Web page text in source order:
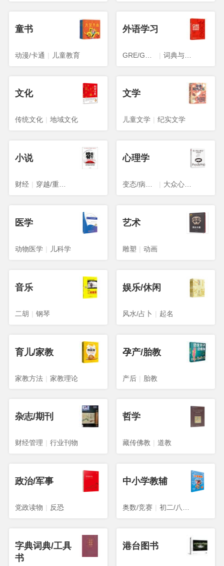
童书
动漫/卡通 | 儿童教育
外语学习
| 词典与工具书
文化
传统文化 | 地域文化
文学
儿童文学 | 纪实文学
小说
财经 |
心理学
| 大众心理学
医学
动物医学 | 儿科学
艺术
雕塑 | 动画
音乐
二胡 | 钢琴
娱乐/休闲
风水/占卜 | 起名
育儿/家教
家教方法 | 家教理论
孕产/胎教
产后 | 胎教
杂志/期刊
财经管理 | 行业刊物
哲学
藏传佛教 | 道教
政治/军事
党政读物 | 反恐
中小学教辅
奥数/竞赛 |
字典词典/工具
书
港台图书